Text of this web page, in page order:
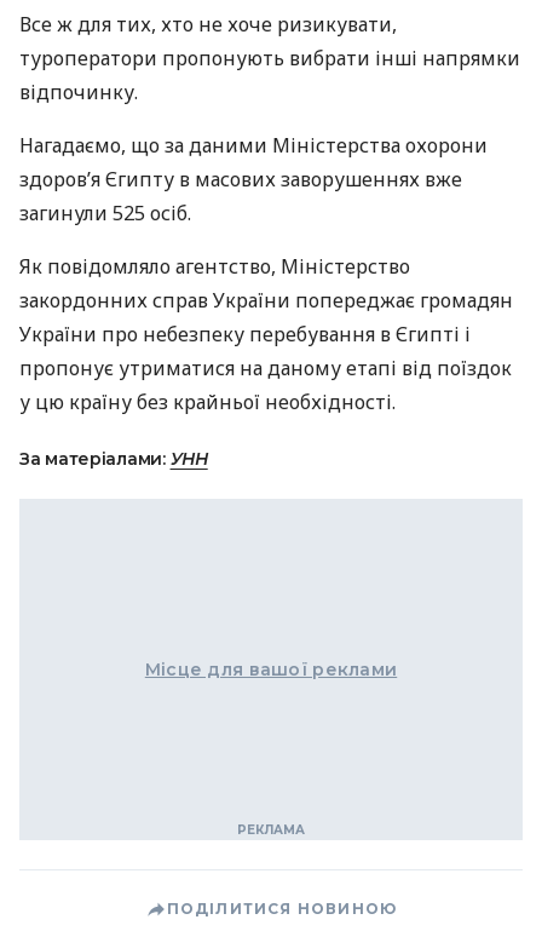
Все ж для тих, хто не хоче ризикувати,
туроператори пропонують вибрати інші напрямки
відпочинку.
Нагадаємо, що за даними Міністерства охорони
здоров’я Єгипту в масових заворушеннях вже
загинули 525 осіб.
Як повідомляло агентство, Міністерство
закордонних справ України попереджає громадян
України про небезпеку перебування в Єгипті і
пропонує утриматися на даному етапі від поїздок
у цю країну без крайньої необхідності.
За матеріалами: УНН
Місце для вашої реклами
ПОДІЛИТИСЯ НОВИНОЮ